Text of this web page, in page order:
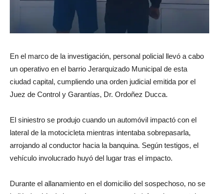
En el marco de la investigación, personal policial llevó a cabo
un operativo en el barrio Jerarquizado Municipal de esta
ciudad capital, cumpliendo una orden judicial emitida por el
Juez de Control y Garantías, Dr. Ordoñez Ducca.
El siniestro se produjo cuando un automóvil impactó con el
lateral de la motocicleta mientras intentaba sobrepasarla,
arrojando al conductor hacia la banquina. Según testigos, el
vehículo involucrado huyó del lugar tras el impacto.
Durante el allanamiento en el domicilio del sospechoso, no se